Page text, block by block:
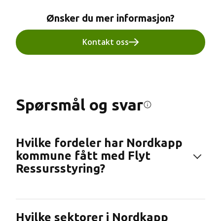
Ønsker du mer informasjon?
Kontakt oss
Spørsmål og svar
Hvilke fordeler har Nordkapp
kommune fått med Flyt
Ressursstyring?
timestyring og en fleksibel oversikt for både
Hvilke sektorer i Nordkapp